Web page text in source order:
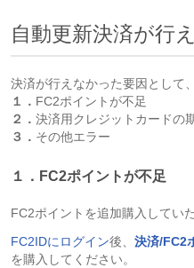
自動更新決済が行
決済が行えなかった要因として
１． FC2ポイントが不足
２． 決済用クレジットカードの
３． その他エラー
１．FC2ポイントが不足
FC2ポイントを追加購入してい
FC2IDにログイン後、 決済/FC2
を購入してください。